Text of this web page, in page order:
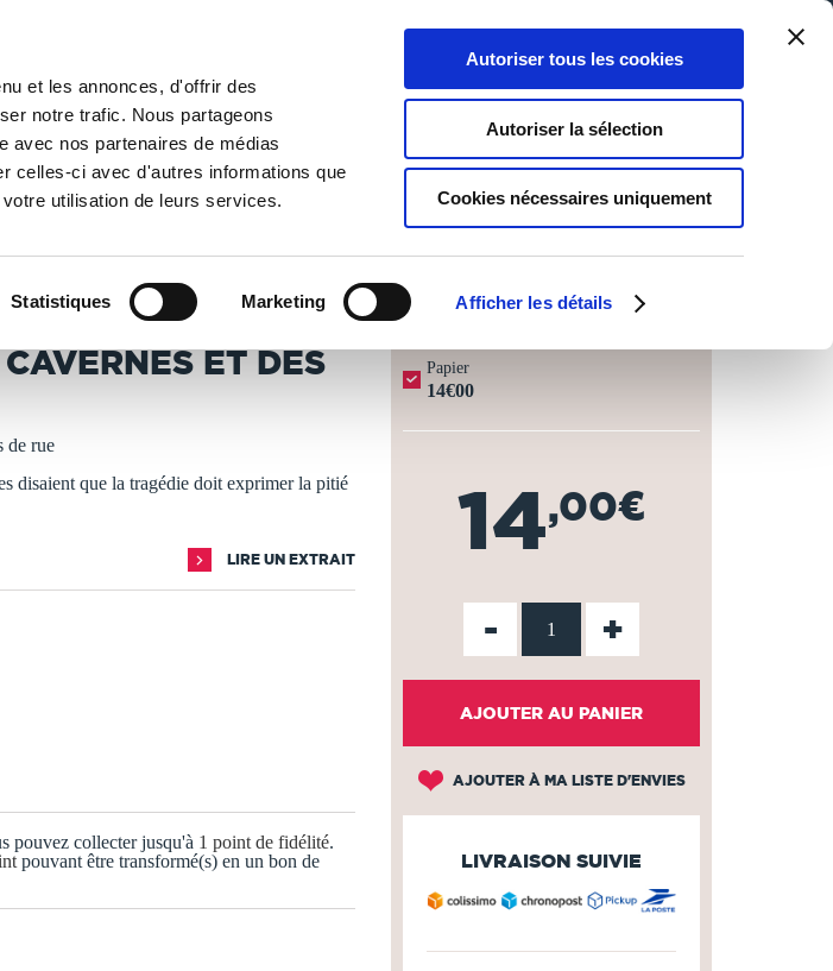
et les annonces, d'offrir des
notre trafic. Nous partageons
avec nos partenaires de médias
celles-ci avec d'autres informations que
utilisation de leurs services.
Statistiques Marketing Afficher les détails
Autoriser tous les cookies
Autoriser la sélection
Cookies nécessaires uniquement
0
Panier
0
Ma liste
Connexion
LIBRAIRIE
- DÉLAI ACTUEL : 3 À 5 JOURS OUVRÉS ⏱️
ET DES
de rue
disaient que la tragédie doit exprimer la pitié
LIRE UN EXTRAIT
pouvez collecter jusqu'à 1 point de fidélité.
pouvant être transformé(s) en un bon de
Papier
14€00
14,00€
- +
AJOUTER AU PANIER
AJOUTER À MA LISTE D'ENVIES
LIVRAISON SUIVIE